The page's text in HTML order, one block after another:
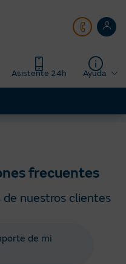
Asistente 24h Ayuda
frecuentes
frecuentes
de nuestros clientes
de mi